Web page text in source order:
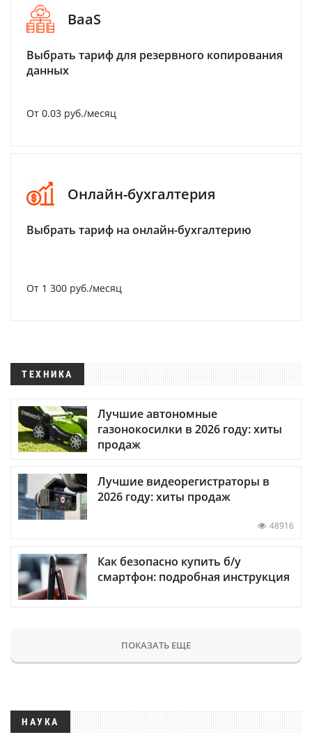
BaaS
Выбрать тариф для резервного копирования
данных
От 0.03 руб./месяц
Онлайн-бухгалтерия
Выбрать тариф на онлайн-бухгалтерию
От 1 300 руб./месяц
ТЕХНИКА
Лучшие автономные
газонокосилки в 2026 году: хиты
продаж
Лучшие видеорегистраторы в
2026 году: хиты продаж
48916
Как безопасно купить б/у
смартфон: подробная инструкция
ПОКАЗАТЬ ЕЩЕ
НАУКА